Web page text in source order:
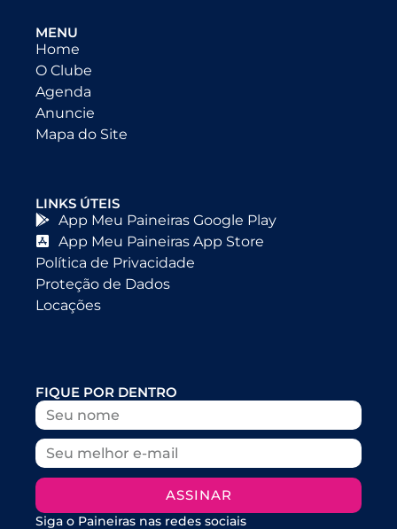
MENU
Home
O Clube
Agenda
Anuncie
Mapa do Site
LINKS ÚTEIS
App Meu Paineiras Google Play
App Meu Paineiras App Store
Política de Privacidade
Proteção de Dados
Locações
FIQUE POR DENTRO
ASSINAR
Siga o Paineiras nas redes sociais